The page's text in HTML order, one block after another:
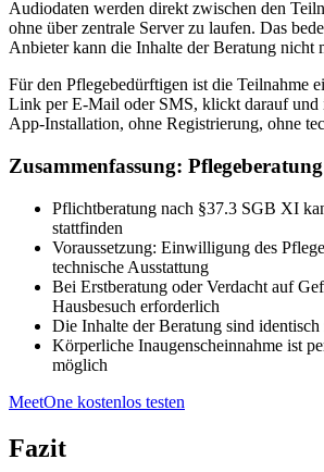
Audiodaten werden direkt zwischen den
ohne über zentrale Server zu laufen. Das
Anbieter kann die Inhalte der Beratung nicht
Für den Pflegebedürftigen ist die Teilnahme
Link per E-Mail oder SMS, klickt darauf und
App-Installation, ohne Registrierung, ohne
Zusammenfassung:
Pflichtberatung nach §37.3 SGB XI
stattfinden
Voraussetzung: Einwilligung des
technische Ausstattung
Bei Erstberatung oder Verdacht auf
Hausbesuch erforderlich
Die Inhalte der Beratung sind identisch
Körperliche Inaugenscheinnahme ist
möglich
MeetOne kostenlos testen
Fazit